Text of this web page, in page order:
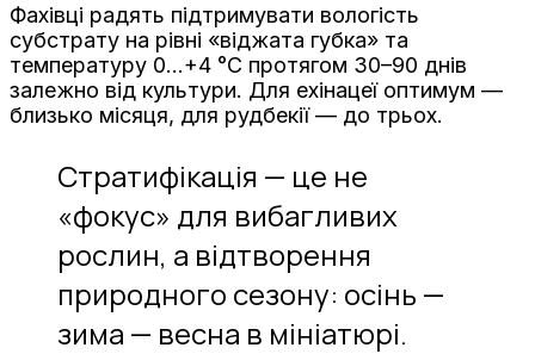
Фахівці радять підтримувати вологість
субстрату на рівні «віджата губка» та
температуру 0…+4 °C протягом 30–90 днів
залежно від культури. Для ехінацеї оптимум —
близько місяця, для рудбекії — до трьох.
Стратифікація — це не
«фокус» для вибагливих
рослин, а відтворення
природного сезону: осінь —
зима — весна в мініатюрі.